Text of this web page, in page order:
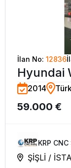
İlan No: 12836
Hyundai
Torna
2014
59.000 €
KRP CNC
ŞİŞLİ /